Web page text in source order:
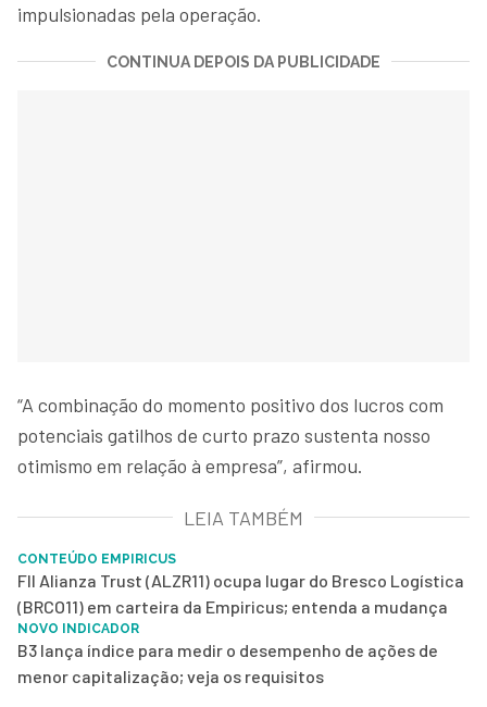
impulsionadas pela operação.
CONTINUA DEPOIS DA PUBLICIDADE
“A combinação do momento positivo dos lucros com
potenciais gatilhos de curto prazo sustenta nosso
otimismo em relação à empresa”, afirmou.
LEIA TAMBÉM
CONTEÚDO EMPIRICUS
FII Alianza Trust (ALZR11) ocupa lugar do Bresco Logística
(BRCO11) em carteira da Empiricus; entenda a mudança
NOVO INDICADOR
B3 lança índice para medir o desempenho de ações de
menor capitalização; veja os requisitos